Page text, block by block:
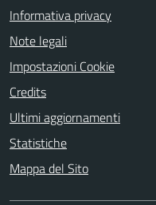
Informativa privacy
Note legali
Impostazioni Cookie
Credits
Ultimi aggiornamenti
Statistiche
Mappa del Sito